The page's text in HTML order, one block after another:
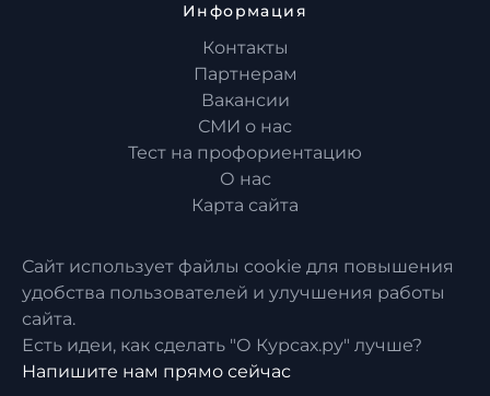
Информация
Контакты
Партнерам
Вакансии
СМИ о нас
Тест на профориентацию
О нас
Карта сайта
Сайт использует файлы cookie для повышения
удобства пользователей и улучшения работы
сайта.
Есть идеи, как сделать "О Курсах.ру" лучше?
Напишите нам прямо сейчас